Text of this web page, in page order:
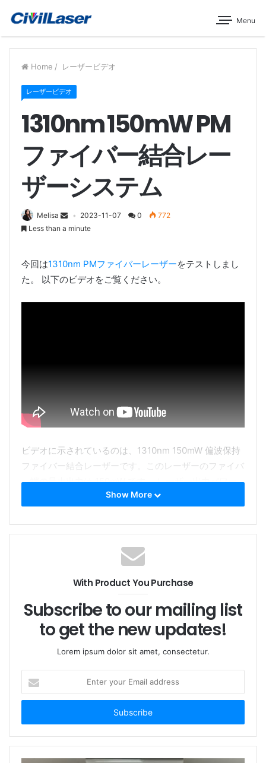
Menu
Home / レーザービデオ
レーザービデオ
1310nm 150mW PM
ファイバー結合レー
ザーシステム
Melisa 2023-11-07 0
772
Less than a minute
今回は1310nm PMファイバーレーザーをテストしまし
た。 以下のビデオをご覧ください。
ビデオに示されているのは、1310nm 150mW 偏波保持
ファイバー結合レーザーです。このレーザーのファイバ
ー端の最大出力は 150mW です。 レーザー出力パワー
は調整可能です。 電源の銀色の回転ボタンを時計回り
を増加させます。
赤いボタンは電源ボタンです。 キーをONにするとレー
は、LED ディスプレイに動作電流が表示されます。
Show More
With Product You Purchase
Subscribe to our mailing list
to get the new updates!
Lorem ipsum dolor sit amet, consectetur.
t
r
y